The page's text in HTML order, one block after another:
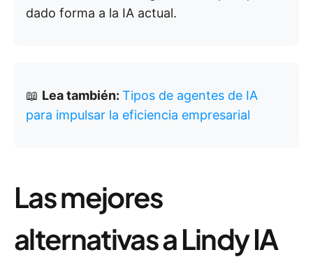
dado forma a la IA actual.
📖 Lea también: Tipos de agentes de IA
para impulsar la eficiencia empresarial
Las mejores
alternativas a Lindy IA